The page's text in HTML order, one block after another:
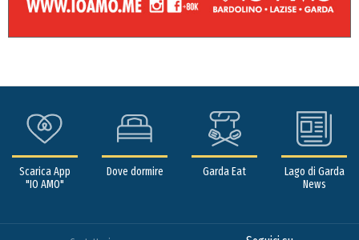
Scarica App
"IO AMO"
Dove dormire Garda Eat
Lago di Garda
News